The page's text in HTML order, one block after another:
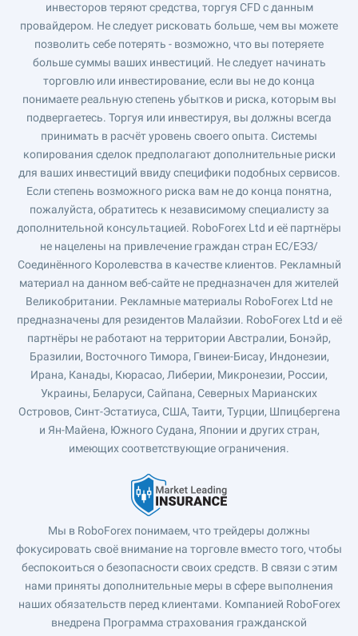
инвесторов теряют средства, торгуя CFD с данным
провайдером. Не следует рисковать больше, чем вы можете
позволить себе потерять - возможно, что вы потеряете
больше суммы ваших инвестиций. Не следует начинать
торговлю или инвестирование, если вы не до конца
понимаете реальную степень убытков и риска, которым вы
подвергаетесь. Торгуя или инвестируя, вы должны всегда
принимать в расчёт уровень своего опыта. Системы
копирования сделок предполагают дополнительные риски
для ваших инвестиций ввиду специфики подобных сервисов.
Если степень возможного риска вам не до конца понятна,
пожалуйста, обратитесь к независимому специалисту за
дополнительной консультацией. RoboForex Ltd и её партнёры
не нацелены на привлечение граждан стран ЕС/ЕЭЗ/
Соединённого Королевства в качестве клиентов. Рекламный
материал на данном веб-сайте не предназначен для жителей
Великобритании. Рекламные материалы RoboForex Ltd не
предназначены для резидентов Малайзии. RoboForex Ltd и её
партнёры не работают на территории Австралии, Бонэйр,
Бразилии, Восточного Тимора, Гвинеи-Бисау, Индонезии,
Ирана, Канады, Кюрасао, Либерии, Микронезии, России,
Украины, Беларуси, Сайпана, Северных Марианских
Островов, Синт-Эстатиуса, США, Таити, Турции, Шпицбергена
и Ян-Майена, Южного Судана, Японии и других стран,
имеющих соответствующие ограничения.
Мы в RoboForex понимаем, что трейдеры должны
фокусировать своё внимание на торговле вместо того, чтобы
беспокоиться о безопасности своих средств. В связи с этим
нами приняты дополнительные меры в сфере выполнения
наших обязательств перед клиентами. Компанией RoboForex
внедрена Программа страхования гражданской